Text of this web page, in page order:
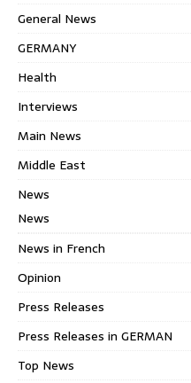
General News
GERMANY
Health
Interviews
Main News
Middle East
News
News
News in French
Opinion
Press Releases
Press Releases in GERMAN
Top News